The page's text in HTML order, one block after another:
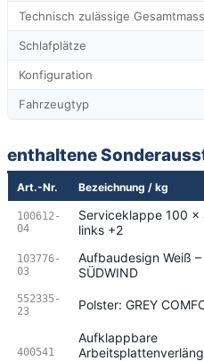
Technisch zulässige
Schlafplätze
Konfiguration
Fahrzeugtyp
enthaltene
Art.-Nr. Bezeichnung / kg
100612-
04
Serviceklappe 100 x
links +2
103776-
03
Aufbaudesign Weiß
SÜDWIND
552335-
23
Polster: GREY
400541
Aufklappbare